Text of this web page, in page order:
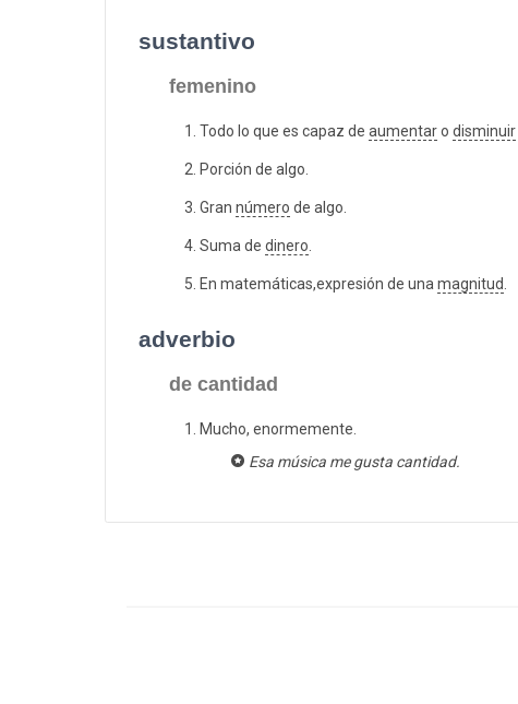
sustantivo
femenino
Todo lo que es capaz de aumentaro disminuir
Porción de algo.
Gran número de algo.
Suma de dinero.
En matemáticas,expresión de unamagnitud.
adverbio
de cantidad
Mucho, enormemente.
Esa música me gusta cantidad.